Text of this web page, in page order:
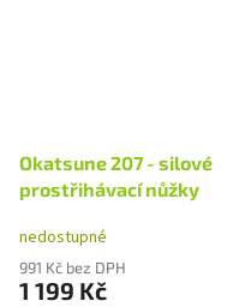
Okatsune 207 - silové
prostřihávací nůžky
nedostupné
991 Kč bez DPH
1 199 Kč